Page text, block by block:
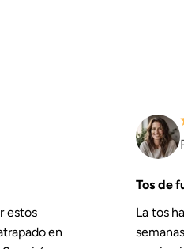
estos
en
Tos de
La tos